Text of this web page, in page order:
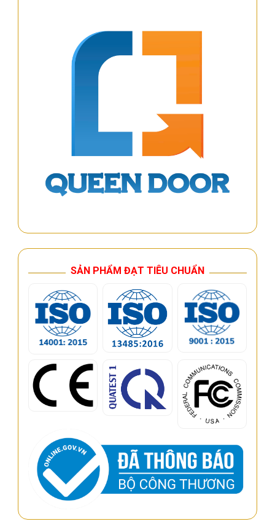
SẢN PHẨM ĐẠT TIÊU CHUẨN